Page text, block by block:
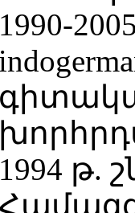
1990-
1994 թ.